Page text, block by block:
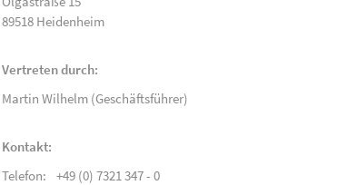
89518 Heidenheim
Vertreten durch:
Martin Wilhelm (Geschäftsführer)
Kontakt:
Telefon:
+49 (0) 7321 347 - 0